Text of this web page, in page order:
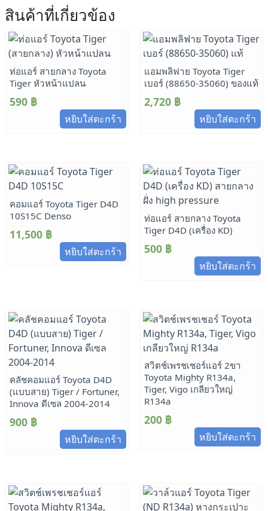
สินค้าที่เกี่ยวข้อง
ท่อแอร์ สายกลาง Toyota
Tiger หัวหน้าแปลน
590 ฿
หยิบใส่ตะกร้า
แอมพลิฟาย Toyota Tiger
เบอร์ (88650-35060) ของแท้
2,720 ฿
หยิบใส่ตะกร้า
คอมแอร์ Toyota Tiger D4D
10S15C Denso
11,500 ฿
หยิบใส่ตะกร้า
ท่อแอร์ สายกลาง Toyota
Tiger D4D (เครื่อง KD)
500 ฿
หยิบใส่ตะกร้า
คลัชคอมแอร์ Toyota D4D
(แบบสาย) Tiger / Fortuner,
Innova ดีเซล 2004-2014
900 ฿
หยิบใส่ตะกร้า
สวิตช์เพรชเชอร์แอร์ 2ขา
Toyota Mighty R134a,
Tiger, Vigo เกลียวใหญ่
R134a
200 ฿
หยิบใส่ตะกร้า